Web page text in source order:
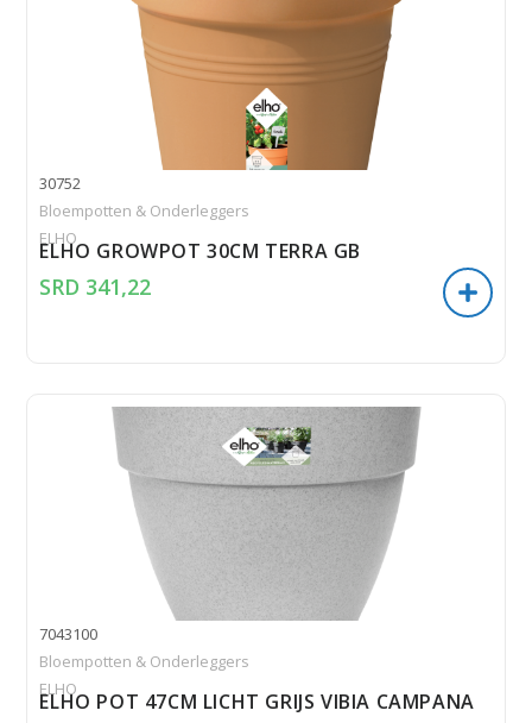
30752
Bloempotten & Onderleggers
ELHO
ELHO GROWPOT 30CM TERRA GB
SRD 341,22
7043100
Bloempotten & Onderleggers
ELHO
ELHO POT 47CM LICHT GRIJS VIBIA CAMPANA